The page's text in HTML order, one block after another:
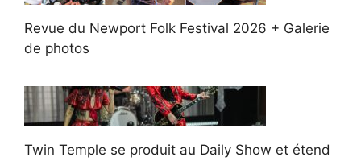
Revue du Newport Folk Festival 2026 + Galerie
de photos
Twin Temple se produit au Daily Show et étend